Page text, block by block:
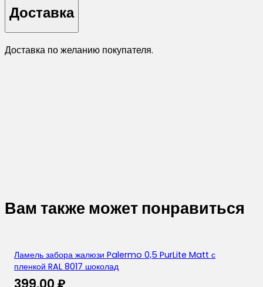
Доставка
Доставка по желанию покупателя.
Вам также может понравиться
Ламель забора жалюзи Palermo 0,5 PurLite Matt с
пленкой RAL 8017 шоколад
399,00 ₽